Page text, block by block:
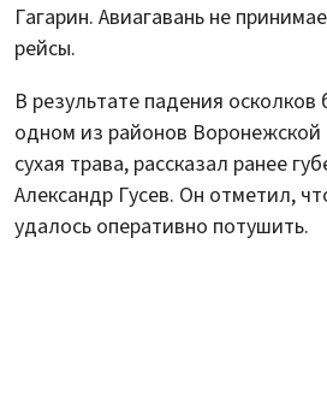
Гагарин. Авиагавань не
рейсы.
В результате падения осколков
одном из районов Воронежской
сухая трава, рассказал ранее
Александр Гусев. Он отметил,
удалось оперативно потушить.